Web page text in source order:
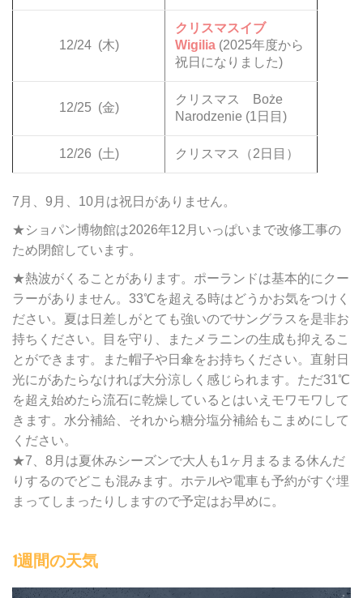
12/24 (木)
クリスマスイブ
Wigilia (2025年度から
祝日になりました)
12/25 (金)
クリスマス Boże
Narodzenie (1日目)
12/26 (土) クリスマス（2日目）
7月、9月、10月は祝日がありません。
★ショパン博物館は2026年12月いっぱいまで改修工事の
ため閉館しています。
★熱波がくることがあります。ポーランドは基本的にクー
ラーがありません。33℃を超える時はどうかお気をつけく
ださい。夏は日差しがとても強いのでサングラスを是非お
持ちください。目を守り、またメラニンの生成も抑えるこ
とができます。また帽子や日傘をお持ちください。直射日
光にがあたらなければ大分涼しく感じられます。ただ31℃
を超え始めたら流石に乾燥しているとはいえモワモワして
きます。水分補給、それから糖分塩分補給もこまめにして
ください。
★7、8月は夏休みシーズンで大人も1ヶ月まるまる休んだ
りするのでどこも混みます。ホテルや電車も予約がすぐ埋
まってしまったりしますので予定はお早めに。
1週間の天気